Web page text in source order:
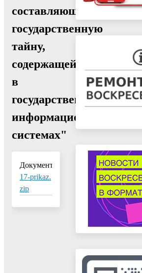
составляющей
государственную
тайну,
содержащейся
в
государственных
информационных
системах"
Документ:
17-prikaz.
zip